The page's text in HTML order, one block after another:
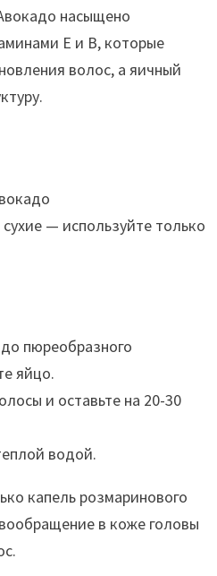
насыщено
Е и В, которые
волос, а яичный
— используйте только
пюреобразного
яйцо.
и оставьте на 20-30
водой.
капель розмаринового
в коже головы